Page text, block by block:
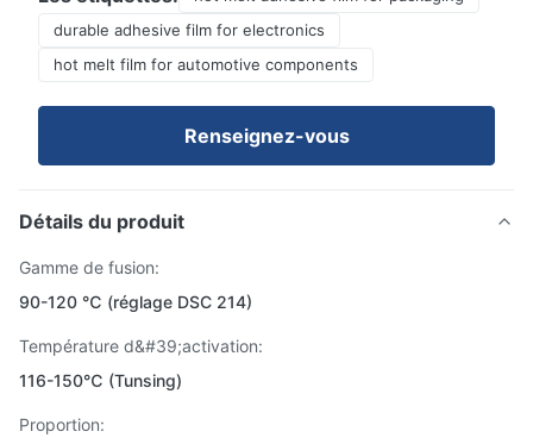
durable adhesive film for electronics
hot melt film for automotive components
Renseignez-vous
Détails du produit
Gamme de fusion:
90-120 ℃ (réglage DSC 214)
Température d&#39;activation:
116-150℃ (Tunsing)
Proportion: